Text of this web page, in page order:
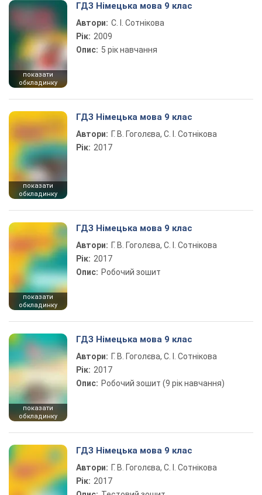
показати
обкладинку
ГДЗ Німецька мова 9 клас
Автори: С. І. Сотнікова
Рік: 2009
Опис: 5 рік навчання
показати
обкладинку
ГДЗ Німецька мова 9 клас
Автори: Г. В. Гоголєва, С. І. Сотнікова
Рік: 2017
показати
обкладинку
ГДЗ Німецька мова 9 клас
Автори: Г. В. Гоголєва, С. І. Сотнікова
Рік: 2017
Опис: Робочий зошит
показати
обкладинку
ГДЗ Німецька мова 9 клас
Автори: Г. В. Гоголєва, С. І. Сотнікова
Рік: 2017
Опис: Робочий зошит (9 рік навчання)
ГДЗ Німецька мова 9 клас
Автори: Г. В. Гоголєва, С. І. Сотнікова
Рік: 2017